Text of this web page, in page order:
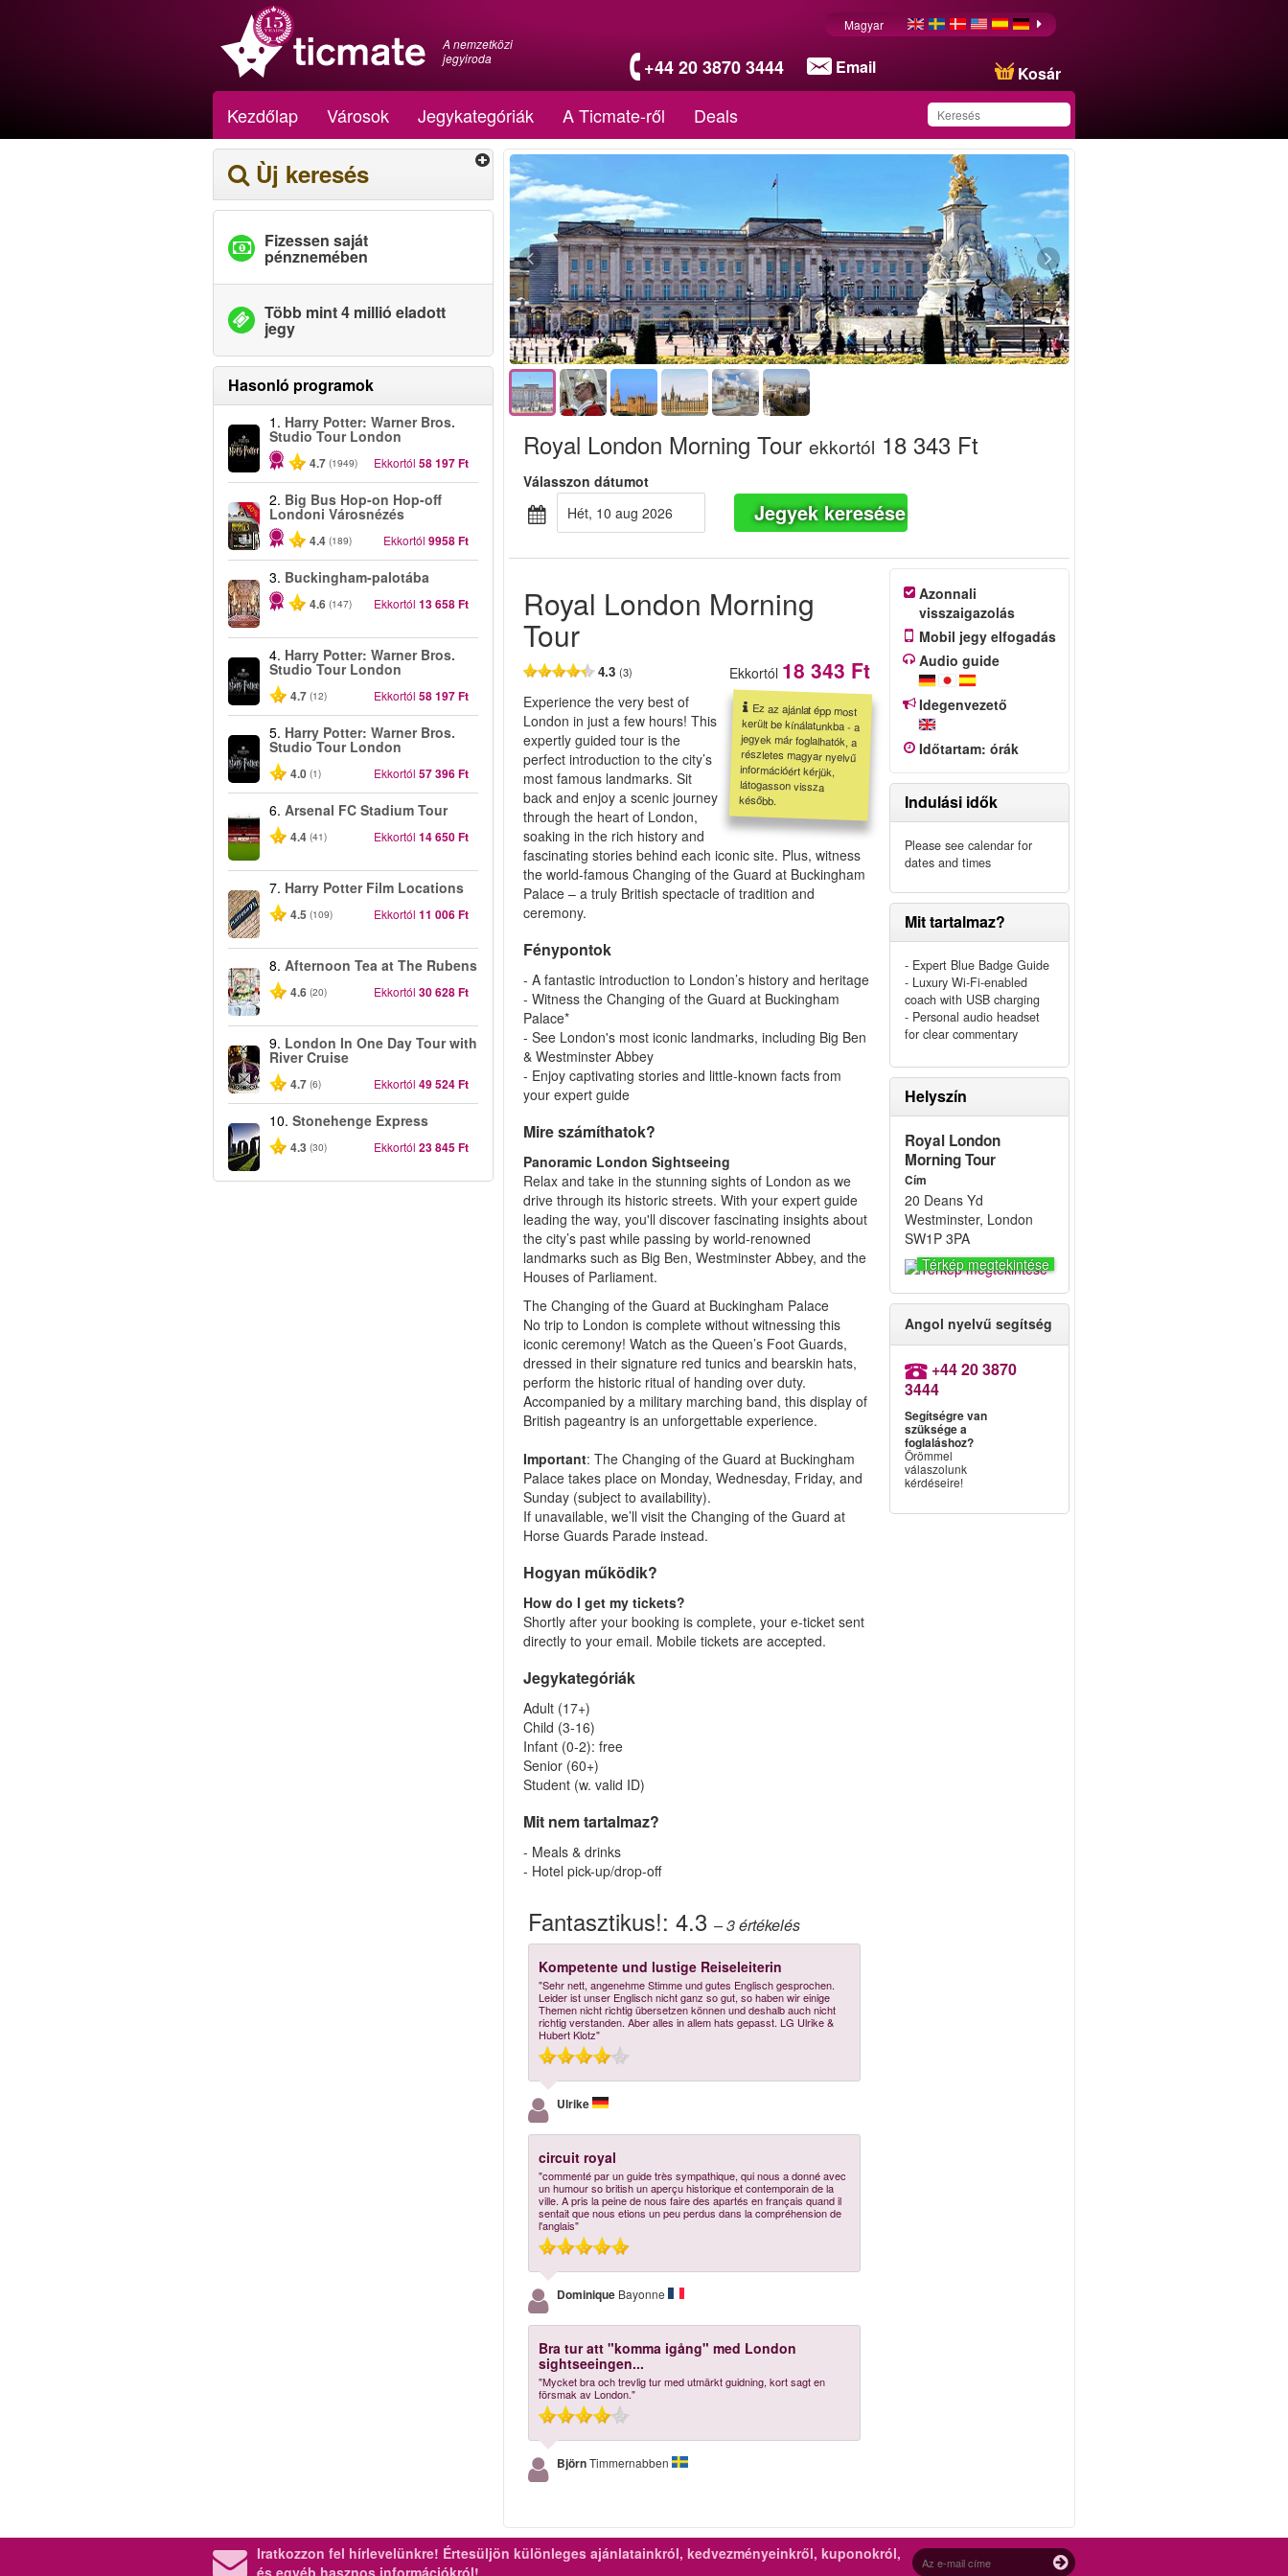
A nemzetközi
jegyiroda
+44 20 3870 3444 Email Kosár
Magyar
Kezdőlap Városok Jegykategóriák A Ticmate-ről Deals
Ezt az ajánlatot
sikeresen mentette a
kedvencei közé!
Ùj keresés
Fizessen saját
pénznemében
Több mint 4 millió eladott
jegy
Hasonló programok
1. Harry Potter: Warner Bros.
Studio Tour London
4.7 (1949) Ekkortól 58 197 Ft
-40%
2. Big Bus Hop-on Hop-off
Londoni Városnézés
4.4 (189) Ekkortól 9958 Ft
3. Buckingham-palotába
4.6 (147) Ekkortól 13 658 Ft
4. Harry Potter: Warner Bros.
Studio Tour London
4.7 (12) Ekkortól 58 197 Ft
5. Harry Potter: Warner Bros.
Studio Tour London
4.0 (1) Ekkortól 57 396 Ft
6. Arsenal FC Stadium Tour
4.4 (41) Ekkortól 14 650 Ft
7. Harry Potter Film Locations
4.5 (109) Ekkortól 11 006 Ft
8. Afternoon Tea at The Rubens
4.6 (20) Ekkortól 30 628 Ft
9. London In One Day Tour with
River Cruise
4.7 (6) Ekkortól 49 524 Ft
10. Stonehenge Express
4.3 (30) Ekkortól 23 845 Ft
Royal London Morning Tour ekkortól 18 343 Ft
Válasszon dátumot
hét, 10 aug 2026
Jegyek keresése
Royal London Morning
Tour
4.3(3) Ekkortól 18 343 Ft
Ez az ajánlat épp most
került be kínálatunkba - a
jegyek már foglalhatók, a
részletes magyar nyelvű
információért kérjük,
látogasson vissza
később.
Experience the very best of
London in just a few hours! This
expertly guided tour is the
perfect introduction to the city’s
most famous landmarks. Sit
back and enjoy a scenic journey
through the heart of London,
soaking in the rich history and
fascinating stories behind each iconic site. Plus, witness
the world-famous Changing of the Guard at Buckingham
Palace – a truly British spectacle of tradition and
ceremony.
Fénypontok
- A fantastic introduction to London’s history and heritage
- Witness the Changing of the Guard at Buckingham
Palace*
- See London's most iconic landmarks, including Big Ben
& Westminster Abbey
- Enjoy captivating stories and little-known facts from
your expert guide
Mire számíthatok?
Panoramic London Sightseeing
Relax and take in the stunning sights of London as we
drive through its historic streets. With your expert guide
leading the way, you'll discover fascinating insights about
the city’s past while passing by world-renowned
landmarks such as Big Ben, Westminster Abbey, and the
Houses of Parliament.
The Changing of the Guard at Buckingham Palace
No trip to London is complete without witnessing this
iconic ceremony! Watch as the Queen’s Foot Guards,
dressed in their signature red tunics and bearskin hats,
perform the historic ritual of handing over duty.
Accompanied by a military marching band, this display of
British pageantry is an unforgettable experience.
Important: The Changing of the Guard at Buckingham
Palace takes place on Monday, Wednesday, Friday, and
Sunday (subject to availability).
If unavailable, we’ll visit the Changing of the Guard at
Horse Guards Parade instead.
Hogyan működik?
How do I get my tickets?
Shortly after your booking is complete, your e-ticket sent
directly to your email. Mobile tickets are accepted.
Jegykategóriák
Adult (17+)
Child (3-16)
Infant (0-2): free
Senior (60+)
Student (w. valid ID)
Mit nem tartalmaz?
- Meals & drinks
- Hotel pick-up/drop-off
Fantasztikus!:4.3– 3értékelés
Kompetente und lustige Reiseleiterin
"Sehr nett, angenehme Stimme und gutes Englisch gesprochen.
Leider ist unser Englisch nicht ganz so gut, so haben wir einige
Themen nicht richtig übersetzen können und deshalb auch nicht
richtig verstanden. Aber alles in allem hats gepasst. LG Ulrike &
Hubert Klotz"
Ulrike
circuit royal
"commenté par un guide très sympathique, qui nous a donné avec
un humour so british un aperçu historique et contemporain de la
ville. A pris la peine de nous faire des apartés en français quand il
sentait que nous etions un peu perdus dans la compréhension de
l'anglais"
Dominique Bayonne
Bra tur att "komma igång" med London
sightseeingen...
"Mycket bra och trevlig tur med utmärkt guidning, kort sagt en
försmak av London."
BjörnTimmernabben
Azonnali
visszaigazolás
Mobil jegy elfogadás
Audio guide
Idegenvezető
Időtartam: órák
Indulási idők
Please see calendar for
dates and times
Mit tartalmaz?
- Expert Blue Badge Guide
- Luxury Wi-Fi-enabled
coach with USB charging
- Personal audio headset
for clear commentary
Helyszín
Royal London
Morning Tour
Cím
20 Deans Yd
Westminster, London
SW1P 3PA
Térkép megtekintése
Angol nyelvű segítség
+44 20 3870
3444
Segítségre van
szüksége a
foglaláshoz?
Örömmel
válaszolunk
kérdéseire!
Iratkozzon fel hírlevelünkre! Értesüljön különleges ajánlatainkról, kedvezményeinkről, kuponokról,
és egyéb hasznos információkról!